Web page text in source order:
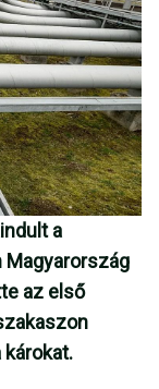
a
Magyarország
az első